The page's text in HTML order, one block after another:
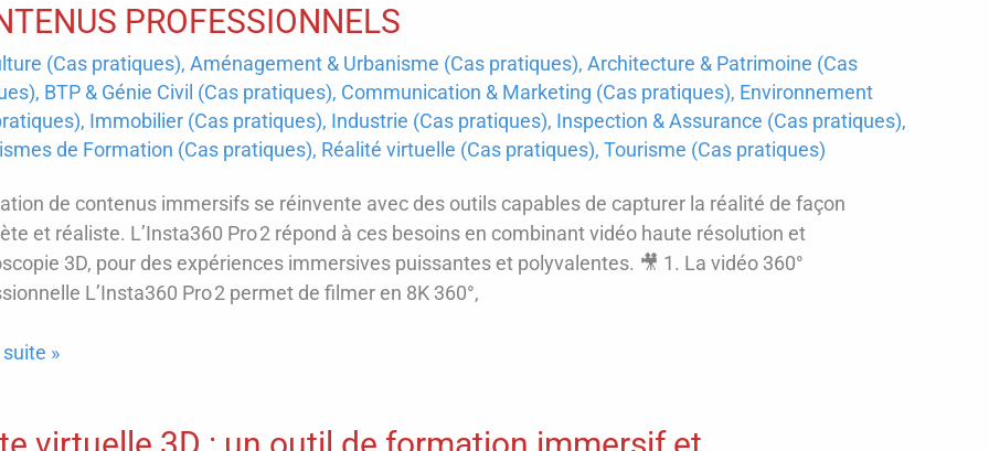
PROFESSIONNELS
(Cas pratiques), Aménagement & Urbanisme (Cas pratiques), Architecture & Patrimoine (Cas
, BTP & Génie Civil (Cas pratiques), Communication & Marketing (Cas pratiques), Environnement
, Immobilier (Cas pratiques), Industrie (Cas pratiques), Inspection & Assurance (Cas pratiques),
de Formation (Cas pratiques), Réalité virtuelle (Cas pratiques), Tourisme (Cas pratiques)
de contenus immersifs se réinvente avec des outils capables de capturer la réalité de façon
et réaliste. L’Insta360 Pro 2 répond à ces besoins en combinant vidéo haute résolution et
3D, pour des expériences immersives puissantes et polyvalentes. 🎥 1. La vidéo 360°
L’Insta360 Pro 2 permet de filmer en 8K 360°,
»